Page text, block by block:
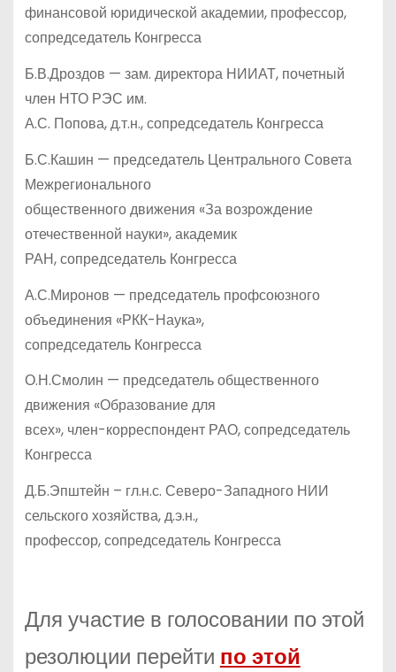
финансовой юридической академии, профессор,
сопредседатель Конгресса
Б.В.Дроздов — зам. директора НИИАТ, почетный
член НТО РЭС им.
А.С. Попова, д.т.н., сопредседатель Конгресса
Б.С.Кашин — председатель Центрального Совета
Межрегионального
общественного движения «За возрождение
отечественной науки», академик
РАН, сопредседатель Конгресса
А.С.Миронов — председатель профсоюзного
объединения «РКК-Наука»,
сопредседатель Конгресса
О.Н.Смолин — председатель общественного
движения «Образование для
всех», член-корреспондент РАО, сопредседатель
Конгресса
Д.Б.Эпштейн – гл.н.с. Северо-Западного НИИ
сельского хозяйства, д.э.н.,
профессор, сопредседатель Конгресса
Для участие в голосовании по этой
резолюции перейти по этой